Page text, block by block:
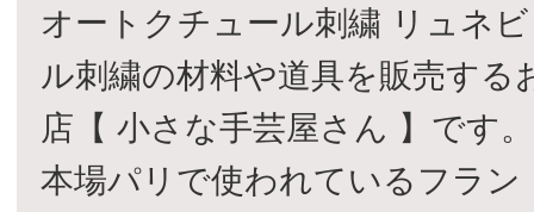
オートクチュール刺繍 リュネビ
ル刺繍の材料や道具を販売する
店【 小さな手芸屋さん 】です。
本場パリで使われているフラン